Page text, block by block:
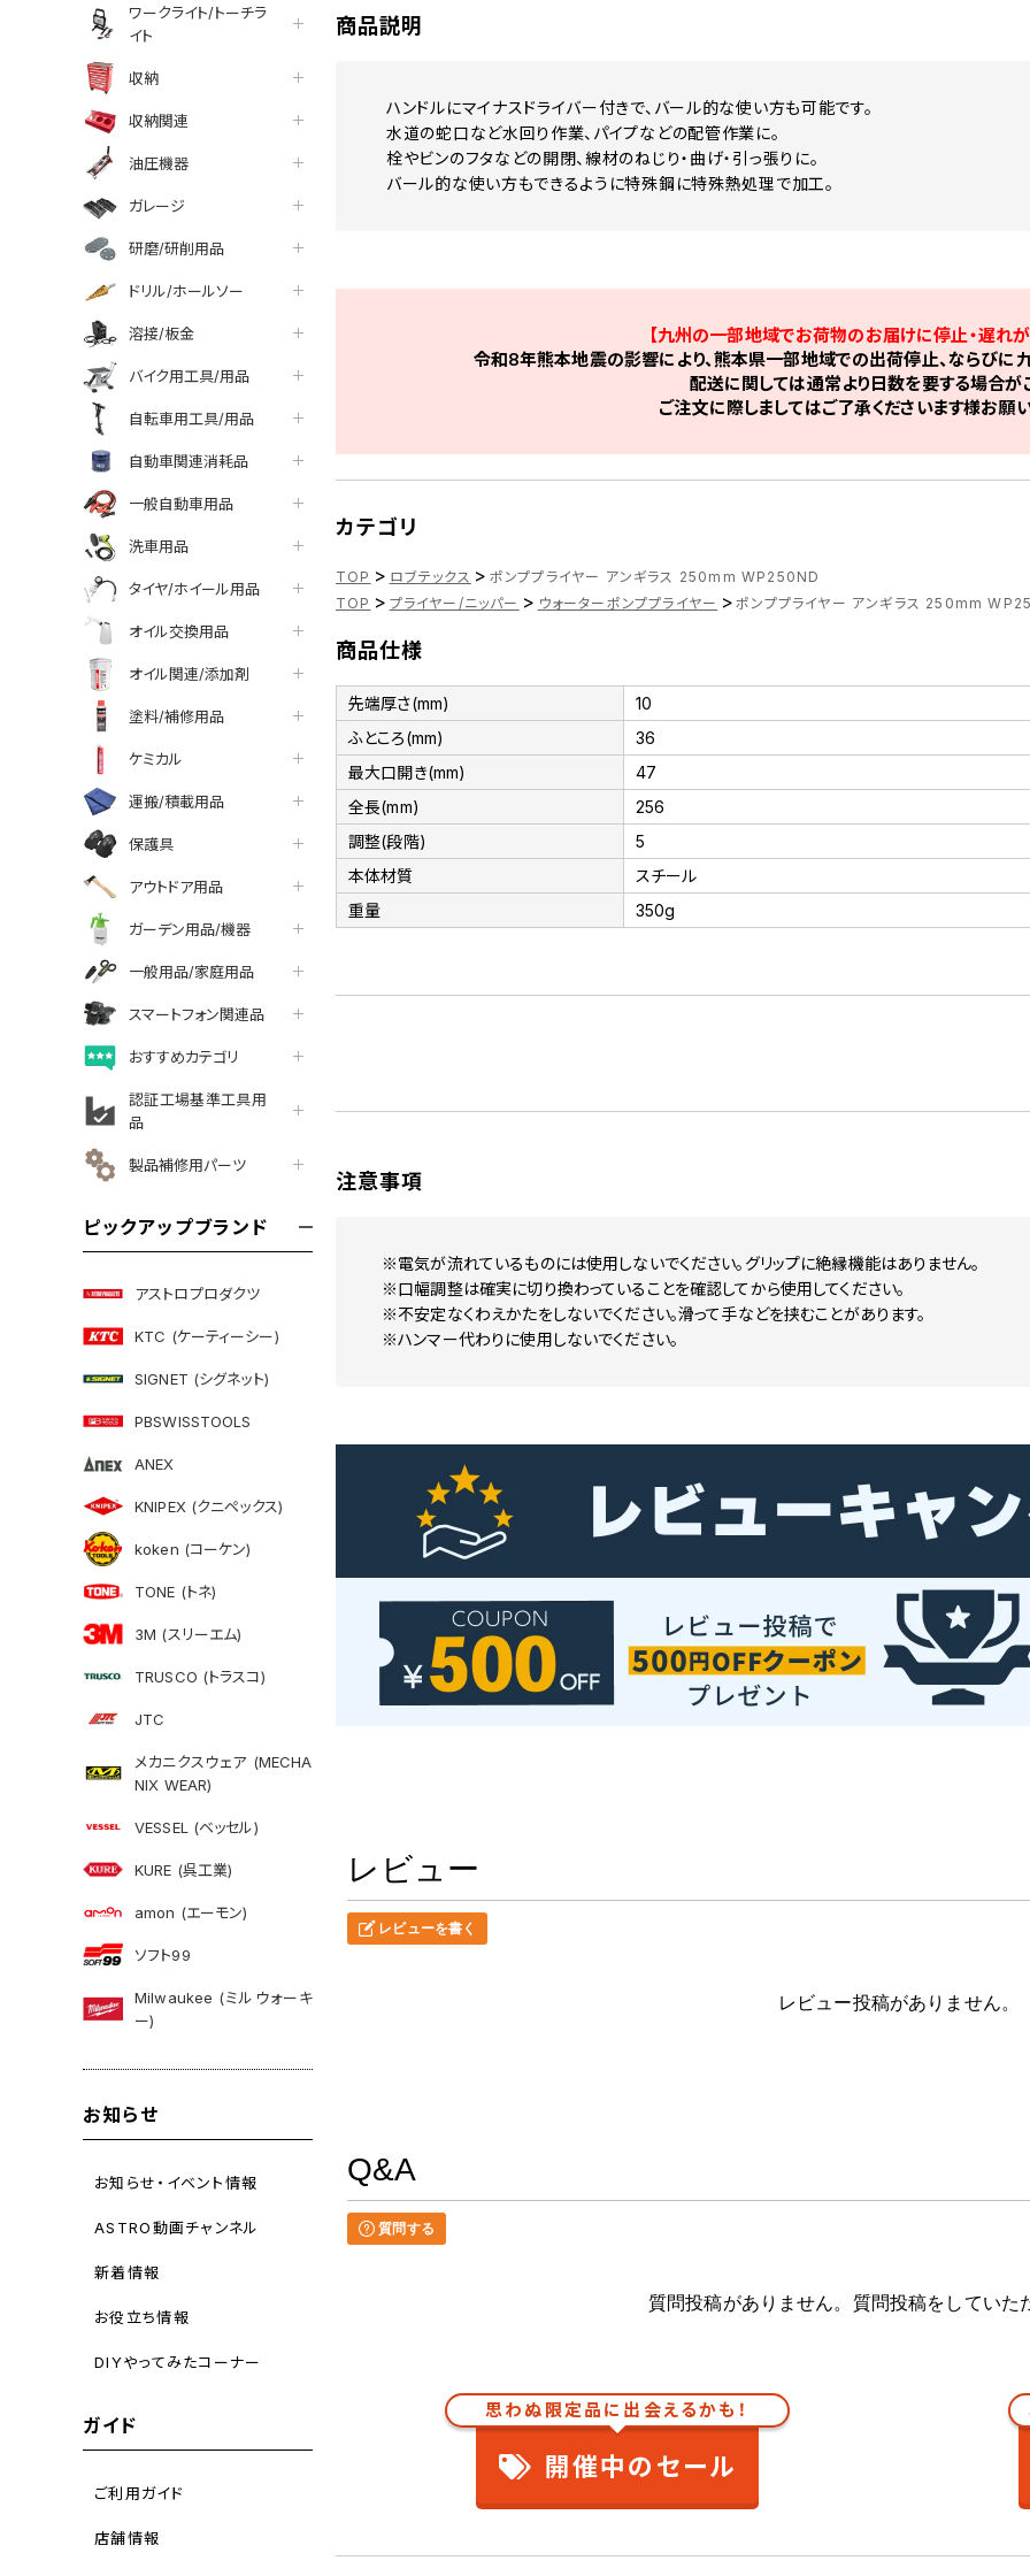
ワークライト/トーチラ
イト
収納
収納関連
油圧機器
ガレージ
研磨/研削用品
ドリル/ホールソー
溶接/板金
バイク用工具/用品
自転車用工具/用品
自動車関連消耗品
一般自動車用品
洗車用品
タイヤ/ホイール用品
オイル交換用品
オイル関連/添加剤
塗料/補修用品
ケミカル
運搬/積載用品
保護具
アウトドア用品
ガーデン用品/機器
一般用品/家庭用品
スマートフォン関連品
おすすめカテゴリ
認証工場基準工具用
品
製品補修用パーツ
ピックアップブランド
アストロプロダクツ
KTC (ケーティーシー)
SIGNET (シグネット)
PBSWISSTOOLS
ANEX
KNIPEX (クニペックス)
koken (コーケン)
TONE (トネ)
3M (スリーエム)
TRUSCO (トラスコ)
JTC
メカニクスウェア (MECHA
NIX WEAR)
VESSEL (ベッセル)
KURE (呉工業)
amon (エーモン)
ソフト99
Milwaukee (ミルウォーキ
ー)
お知らせ
お知らせ・イベント情報
ASTRO動画チャンネル
新着情報
お役立ち情報
DIYやってみたコーナー
ガイド
ご利用ガイド
店舗情報
商品説明
ハンドルにマイナスドライバー付きで、バール的な使い方も可能です。
水道の蛇口など水回り作業、パイプなどの配管作業に。
栓やビンのフタなどの開閉、線材のねじり・曲げ・引っ張りに。
バール的な使い方もできるように特殊鋼に特殊熱処理で加工。
【九州の一部地域でお荷物のお届けに停止・遅れが
令和8年熊本地震の影響により、熊本県一部地域での出荷停止、ならびに
配送に関しては通常より日数を要する場合が
ご注文に際しましてはご了承くださいます様お願
カテゴリ
TOP > ロブテックス > ポンププライヤー アンギラス 250mm WP250ND
TOP > プライヤー/ニッパー > ウォーターポンププライヤー > ポンププライヤー アンギラス 250mm
商品仕様
先端厚さ(mm)
10
ふところ(mm)
36
最大口開き(mm)
47
全長(mm)
256
調整(段階)
5
本体材質
スチール
重量
350g
注意事項
※電気が流れているものには使用しないでください。グリップに絶縁機能はありません。
※口幅調整は確実に切り換わっていることを確認してから使用してください。
※不安定なくわえかたをしないでください。滑って手などを挟むことがあります。
※ハンマー代わりに使用しないでください。
レビュー
レビューを書く
レビュー投稿がありません。
Q&A
質問する
質問投稿がありません。質問投稿をしていた
思わぬ限定品に出会えるかも！
開催中のセール